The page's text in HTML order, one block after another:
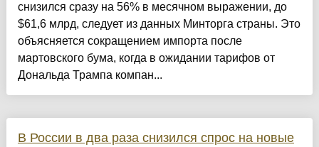
снизился сразу на 56% в месячном выражении, до
$61,6 млрд, следует из данных Минторга страны. Это
объясняется сокращением импорта после
мартовского бума, когда в ожидании тарифов от
Дональда Трампа компан...
В России в два раза снизился спрос на новые